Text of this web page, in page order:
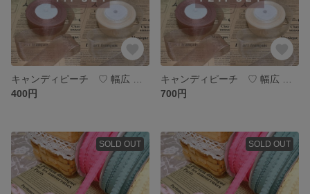
400円
700円
SOLD OUT SOLD OUT